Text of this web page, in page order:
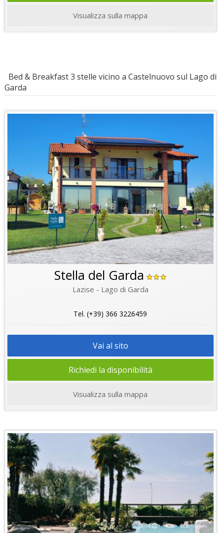
Visualizza sulla mappa
Bed & Breakfast 3 stelle vicino a Castelnuovo sul Lago di
Garda
Stella del Garda
Lazise - Lago di Garda
Tel. (+39) 366 3226459
Vai al sito
Richiedi la disponibilità
Visualizza sulla mappa